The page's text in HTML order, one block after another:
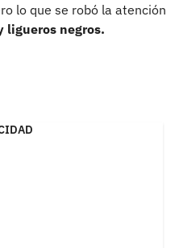
lo que se robó la atención
ligueros negros.